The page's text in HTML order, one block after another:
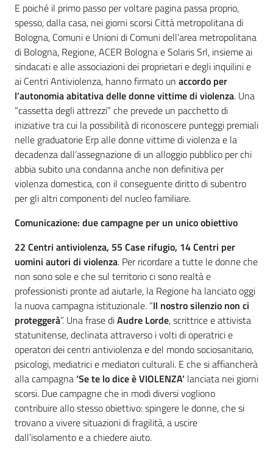
E poiché il primo passo per voltare pagina passa proprio,
spesso, dalla casa, nei giorni scorsi Città metropolitana di
Bologna, Comuni e Unioni di Comuni dell’area metropolitana
di Bologna, Regione, ACER Bologna e Solaris Srl, insieme ai
sindacati e alle associazioni dei proprietari e degli inquilini e
ai Centri Antiviolenza, hanno firmato un accordo per
l’autonomia abitativa delle donne vittime di violenza. Una
“cassetta degli attrezzi” che prevede un pacchetto di
iniziative tra cui la possibilità di riconoscere punteggi premiali
nelle graduatorie Erp alle donne vittime di violenza e la
decadenza dall’assegnazione di un alloggio pubblico per chi
abbia subito una condanna anche non definitiva per
violenza domestica, con il conseguente diritto di subentro
per gli altri componenti del nucleo familiare.
Comunicazione: due campagne per un unico obiettivo
22 Centri antiviolenza, 55 Case rifugio, 14 Centri per
uomini autori di violenza. Per ricordare a tutte le donne che
non sono sole e che sul territorio ci sono realtà e
professionisti pronte ad aiutarle, la Regione ha lanciato oggi
la nuova campagna istituzionale. “Il nostro silenzio non ci
proteggerà”. Una frase diAudre Lorde, scrittrice e attivista
statunitense, declinata attraverso i volti di operatrici e
operatori dei centri antiviolenza e del mondo sociosanitario,
psicologi, mediatrici e mediatori culturali. E che si affiancherà
alla campagna‘Se te lo dice è VIOLENZA’ lanciata nei giorni
scorsi. Due campagne che in modi diversi vogliono
contribuire allo stesso obiettivo: spingere le donne, che si
trovano a vivere situazioni di fragilità, a uscire
dall’isolamento e a chiedere aiuto.